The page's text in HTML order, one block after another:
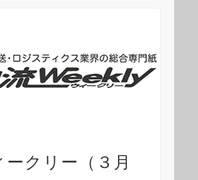
クリー（３月